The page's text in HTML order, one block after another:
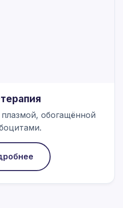
обогащённой